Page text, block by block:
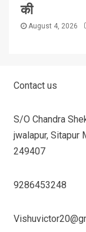
की
August 4, 2026
Contact us
S/O Chandra
jwalapur, Sitapur
249407
9286453248